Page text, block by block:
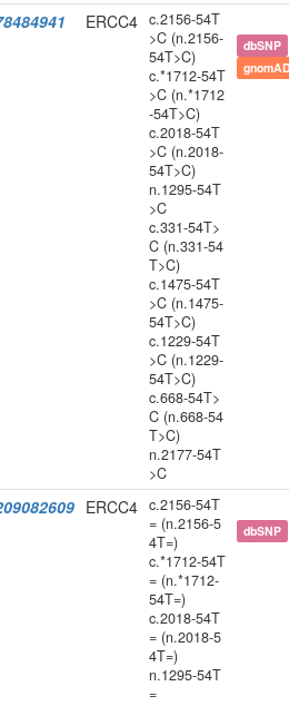
ERCC4 c.2156-54T
>C (n.2156-
54T>C)
c.*1712-54T
>C (n.*1712
-54T>C)
c.2018-54T
>C (n.2018-
54T>C)
n.1295-54T
>C
c.331-54T>
C (n.331-54
T>C)
c.1475-54T
>C (n.1475-
54T>C)
c.1229-54T
>C (n.1229-
54T>C)
c.668-54T>
C (n.668-54
T>C)
n.2177-54T
>C
dbSNP
ERCC4 c.2156-54T
= (n.2156-5
4T=)
c.*1712-54T
= (n.*1712-
54T=)
c.2018-54T
= (n.2018-5
4T=)
n.1295-54T
=
dbSNP